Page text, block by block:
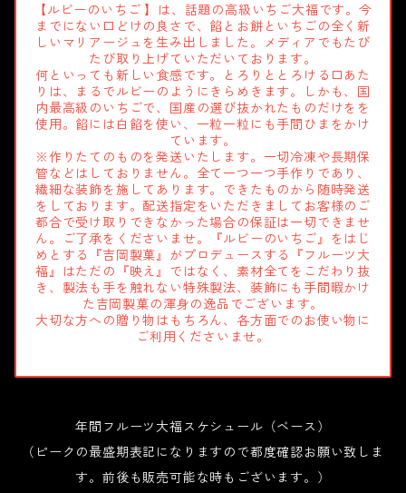
【ルビーのいちご 】は、話題の高級いちご大福です。今
までにない口どけの良さで、餡とお餅といちごの全く新
しいマリアージュを生み出しました。メディアでもたび
たび取り上げていただいております。
何といっても新しい食感です。とろりととろける口あた
りは、まるでルビーのようにきらめきます。しかも、国
内最高級のいちごで、国産の選び抜かれたものだけをを
使用。餡には白餡を使い、一粒一粒にも手間ひまをかけ
ています。
※作りたてのものを発送いたします。一切冷凍や長期保
管などはしておりません。全て一つ一つ手作りであり、
繊細な装飾を施してあります。できたものから随時発送
をしております。配送指定をいただきましてお客様のご
都合で受け取りできなかった場合の保証は一切できませ
ん。ご了承をくださいませ。『ルビーのいちご』をはじ
めとする『吉岡製菓』がプロデュースする『フルーツ大
福』はただの『映え』ではなく、素材全てをこだわり抜
き、製法も手を触れない特殊製法、装飾にも手間暇かけ
た吉岡製菓の渾身の逸品でございます。
大切な方への贈り物はもちろん、各方面でのお使い物に
ご利用くださいませ。
年間フルーツ大福スケシュール（ベース）
（ピークの最盛期表記になりますので都度確認お願い致しま
す。前後も販売可能な時もございます。）